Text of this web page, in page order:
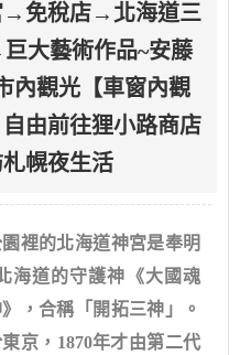
→免稅店→北海道三
大藝術作品~安藤
內觀光【車窗內觀
由前往狸小路商店
幌夜生活
裡的北海道神宮是奉明
海道的守護神《大國魂
，合稱「開拓三神」。
京，1870年才由第二代